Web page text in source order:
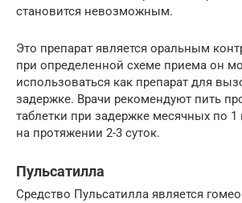
становится невозможным.
Это препарат является оральным
при определенной схеме приема он
использоваться как препарат для
задержке. Врачи рекомендуют пить
таблетки при задержке месячных по
на протяжении 2-3 суток.
Пульсатилла
Средство Пульсатилла является